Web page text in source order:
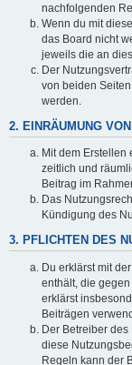
nachfolgenden
Wenn du mit
das Board nicht
jeweils die an
Der
von beiden
werden.
2. EINRÄUMUNG
Mit dem Erstellen
zeitlich und
Beitrag im
Das
Kündigung des
3. PFLICHTEN DES
Du erklärst mit
enthält, die
erklärst
Beiträgen
Der Betreiber
diese
Regeln kann der